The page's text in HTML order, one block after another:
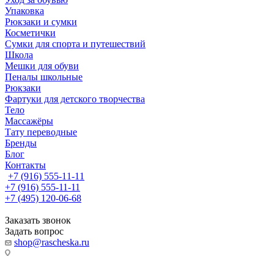
Упаковка
Рюкзаки и сумки
Косметички
Сумки для спорта и путешествий
Школа
Мешки для обуви
Пеналы школьные
Рюкзаки
Фартуки для детского творчества
Тело
Массажёры
Тату переводные
Бренды
Блог
Контакты
+7 (916) 555-11-11
+7 (916) 555-11-11
+7 (495) 120-06-68
Заказать звонок
Задать вопрос
shop@rascheska.ru